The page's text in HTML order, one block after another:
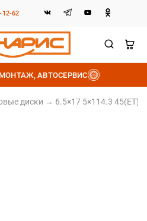
12-62
АВТОСЕРВИС
диски → 6.5×17 5×114.3 45(ET)